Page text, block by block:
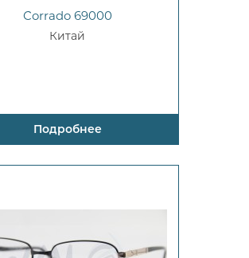
Corrado 69000
Китай
Подробнее